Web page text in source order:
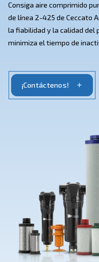
TRATAMIENTO
Consiga aire
la fiabilidad y la
minimiza el tiempo
¡Contáctenos!